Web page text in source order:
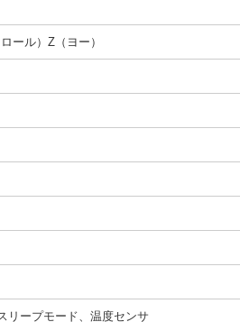
ール）Z（ヨー）
リープモード、温度センサ